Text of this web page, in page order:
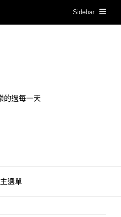
Sidebar
快樂的過每一天
主選單